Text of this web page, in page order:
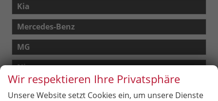
Kia
Mercedes-Benz
MG
Nissan
Wir respektieren Ihre Privatsphäre
Unsere Website setzt Cookies ein, um unsere Dienste